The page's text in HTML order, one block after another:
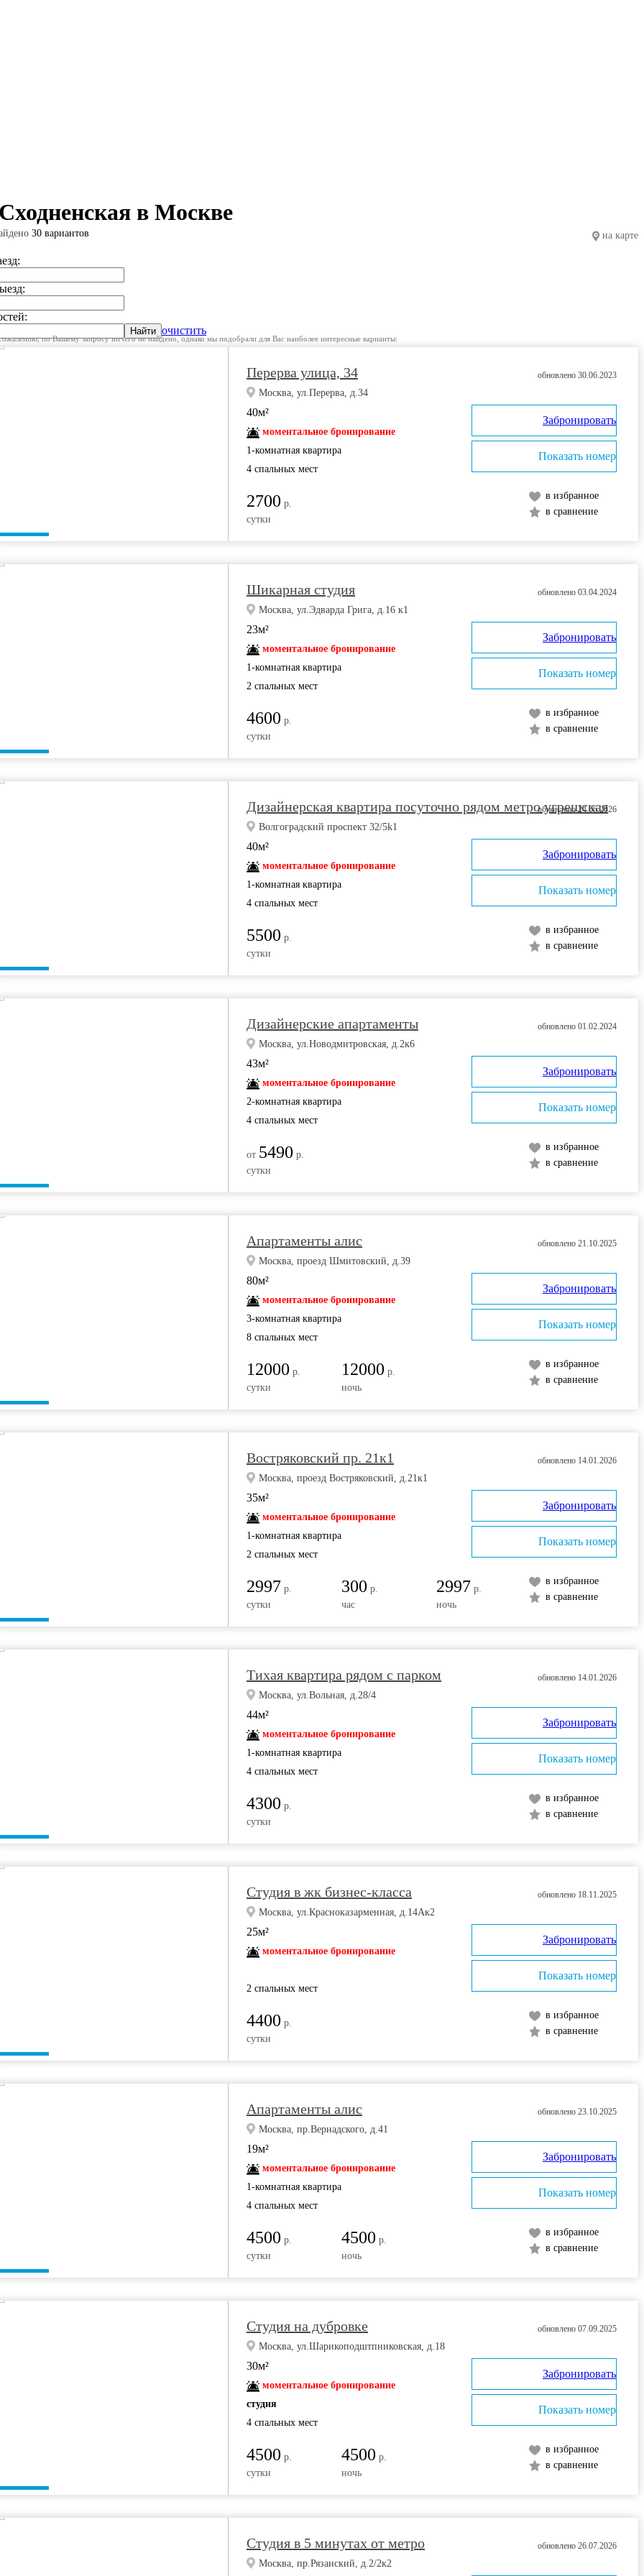
в Москве
Найти очистить
на карте
30 вариантов
по Вашему запросу ничего не найдено, однако мы подобрали для Вас наиболее интересные варианты:
Перерва улица, 34
Москва, ул.Перерва, д.34
40м²
моментальное бронирование
1-комнатная квартира
4 спальных мест
2700 р.
сутки
обновлено 30.06.2023
в избранное
в сравнение
Забронировать
Показать номер
Шикарная студия
Москва, ул.Эдварда Грига, д.16 к1
23м²
моментальное бронирование
1-комнатная квартира
2 спальных мест
4600 р.
сутки
обновлено 03.04.2024
в избранное
в сравнение
Забронировать
Показать номер
Дизайнерская квартира посуточно рядом метро угрешская
Волгоградский проспект 32/5k1
40м²
моментальное бронирование
1-комнатная квартира
4 спальных мест
5500 р.
сутки
обновлено 24.06.2026
в избранное
в сравнение
Забронировать
Показать номер
Дизайнерские апартаменты
Москва, ул.Новодмитровская, д.2к6
43м²
моментальное бронирование
2-комнатная квартира
4 спальных мест
от 5490 р.
сутки
обновлено 01.02.2024
в избранное
в сравнение
Забронировать
Показать номер
Апартаменты алис
Москва, проезд Шмитовский, д.39
80м²
моментальное бронирование
3-комнатная квартира
8 спальных мест
12000 р.
сутки
12000 р.
ночь
обновлено 21.10.2025
в избранное
в сравнение
Забронировать
Показать номер
Востряковский пр. 21к1
Москва, проезд Востряковский, д.21к1
35м²
моментальное бронирование
1-комнатная квартира
2 спальных мест
2997 р.
сутки
300 р.
час
2997 р.
ночь
обновлено 14.01.2026
в избранное
в сравнение
Забронировать
Показать номер
Тихая квартира рядом с парком
Москва, ул.Вольная, д.28/4
44м²
моментальное бронирование
1-комнатная квартира
4 спальных мест
4300 р.
сутки
обновлено 14.01.2026
в избранное
в сравнение
Забронировать
Показать номер
Студия в жк бизнес-класса
Москва, ул.Красноказарменная, д.14Ак2
25м²
моментальное бронирование
2 спальных мест
4400 р.
сутки
обновлено 18.11.2025
в избранное
в сравнение
Забронировать
Показать номер
Апартаменты алис
Москва, пр.Вернадского, д.41
19м²
моментальное бронирование
1-комнатная квартира
4 спальных мест
4500 р.
сутки
4500 р.
ночь
обновлено 23.10.2025
в избранное
в сравнение
Забронировать
Показать номер
Студия на дубровке
Москва, ул.Шарикоподштпниковская, д.18
30м²
моментальное бронирование
студия
4 спальных мест
4500 р.
сутки
4500 р.
ночь
обновлено 07.09.2025
в избранное
в сравнение
Забронировать
Показать номер
Студия в 5 минутах от метро
Москва, пр.Рязанский, д.2/2к2
обновлено 26.07.2026